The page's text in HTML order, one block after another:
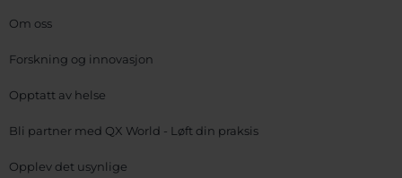
Om oss
Forskning og innovasjon
Opptatt av helse
Bli partner med QX World - Løft din praksis
Opplev det usynlige